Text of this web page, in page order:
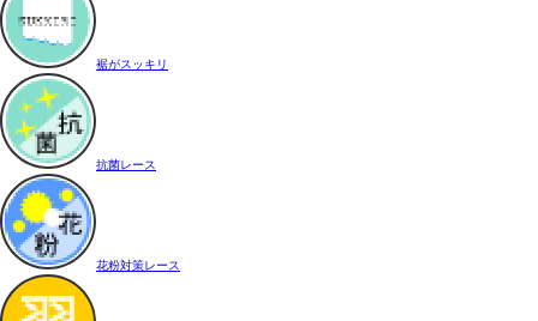
裾がスッキリ
抗菌レース
花粉対策レース